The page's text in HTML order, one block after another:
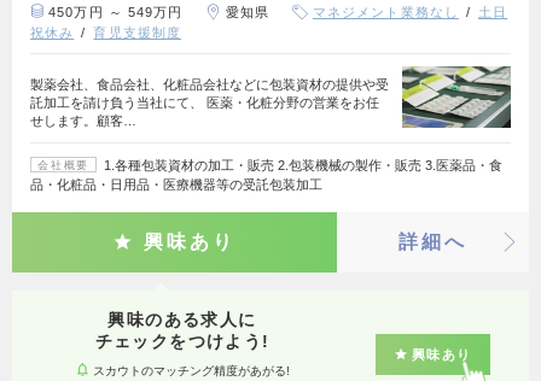
450万円 ～ 549万円 愛知県 マネジメント業務なし
土日
祝休み
育児支援制度
製薬会社、食品会社、化粧品会社などに包装資材の提供や受
託加工を請け負う当社にて、 医薬・化粧分野の営業をお任
せします。顧客…
会社概要
1.各種包装資材の加工・販売 2.包装機械の製作・販売 3.医薬品・食
品・化粧品・日用品・医療機器等の受託包装加工
興味あり 詳細へ
興味のある求人に
チェックをつけよう!
スカウトのマッチング精度があがる!
興味あり